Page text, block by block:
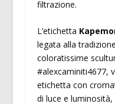
filtrazione.
L’etichetta
legata alla
coloratissime
#alexcaminiti4677,
etichetta con
di luce e